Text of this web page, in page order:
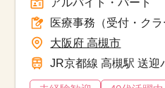
医療事務（受付・クラ
大阪府 高槻市
JR京都線 高槻駅 送迎